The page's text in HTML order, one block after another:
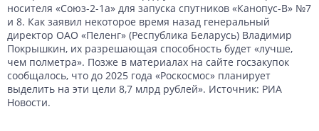
носителя «Союз-2-1а» для запуска спутников «Канопус-В» №7
и 8. Как заявил некоторое время назад генеральный
директор ОАО «Пеленг» (Республика Беларусь) Владимир
Покрышкин, их разрешающая способность будет «лучше,
чем полметра». Позже в материалах на сайте госзакупок
сообщалось, что до 2025 года «Роскосмос» планирует
выделить на эти цели 8,7 млрд рублей». Источник: РИА
Новости.